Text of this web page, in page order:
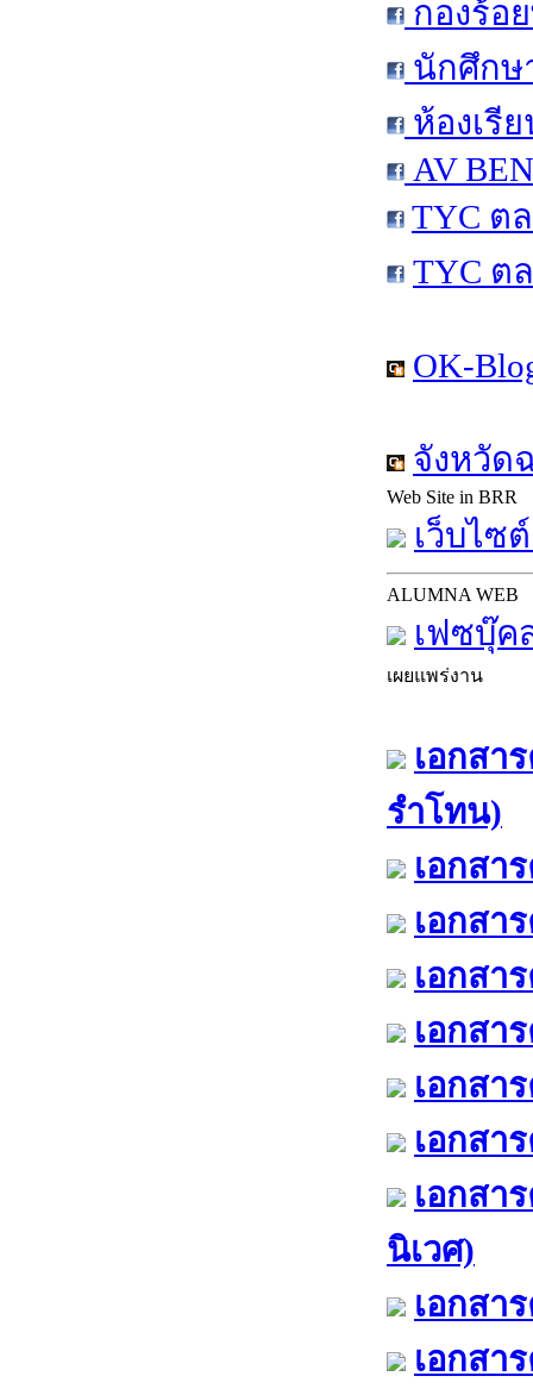
กองร้อ
นักศึกษ
ห้องเรี
AV
TYC ต
TYC ต
OK-
จังหวัด
Web Site in BRR
เว็บไซ
ALUMNA WEB
เฟซบุ๊ค
เผยแพร่งาน
เอกสา
รำโทน)
เอกสา
เอกสา
เอกสา
เอกสา
เอกสา
เอกสา
เอกสา
นิเวศ)
เอกสา
เอกสา